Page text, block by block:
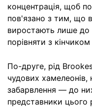
концентрація, щоб
пов'язано з тим, що
виростають лише до
порівняти з
По-друге, рід
чудових хамелеонів,
забарвлення — до
представники цього